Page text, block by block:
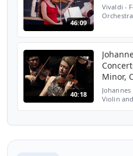
46:09
Vivaldi -
40:18
Minor,
Violin
Water